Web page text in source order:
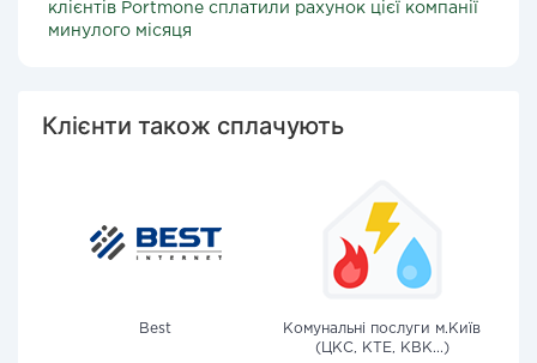
клієнтів Portmone сплатили рахунок цієї компанії
минулого місяця
Клієнти також сплачують
Best
Комунальні послуги м.Київ
(ЦКС, КТЕ, КВК...)